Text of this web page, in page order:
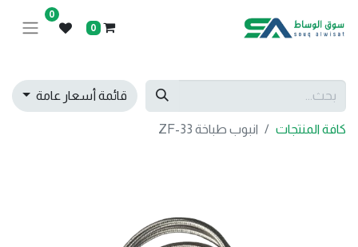
0
0
قائمة أسعار عامة
كافة المنتجات انبوب طباخة ZF-33